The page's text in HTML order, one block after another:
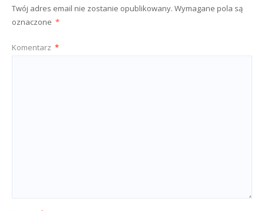
Twój adres email nie zostanie opublikowany. Wymagane pola są
oznaczone *
Komentarz *